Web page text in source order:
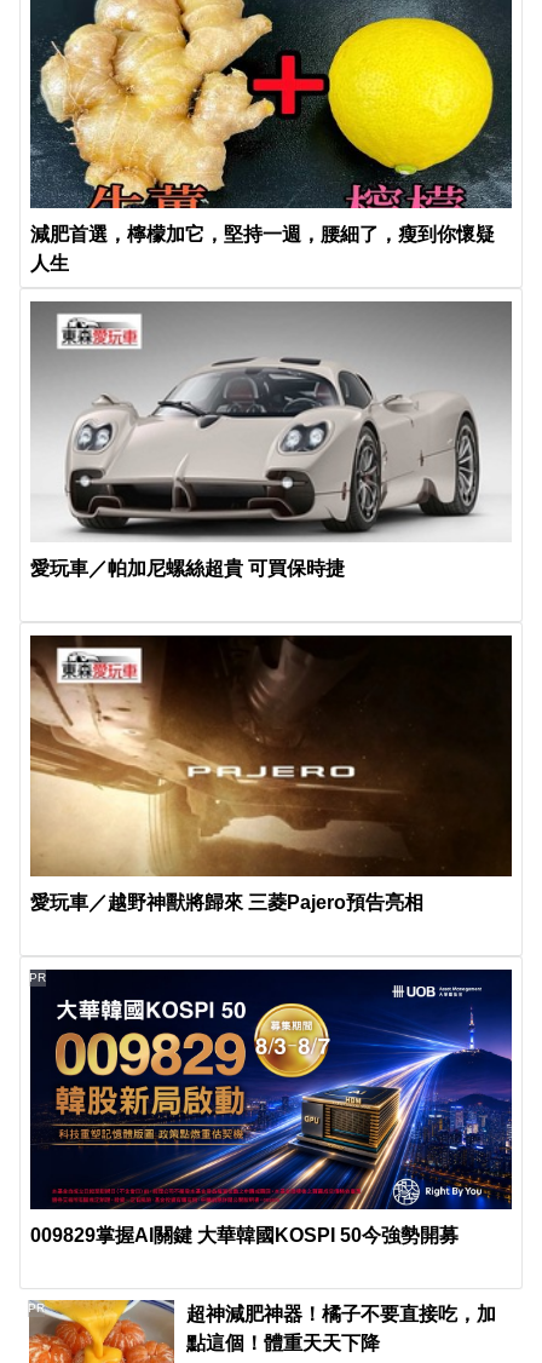
減肥首選，檸檬加它，堅持一週，腰細了，瘦到你懷疑
人生
愛玩車／帕加尼螺絲超貴 可買保時捷
愛玩車／越野神獸將歸來 三菱Pajero預告亮相
009829掌握AI關鍵 大華韓國KOSPI 50今強勢開募
PR
超神減肥神器！橘子不要直接吃，加
點這個！體重天天下降
PR